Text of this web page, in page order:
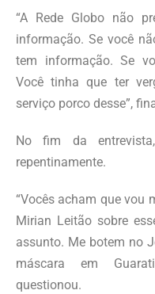
“A Rede Globo não
informação. Se você
tem informação. Se
Você tinha que ter
serviço porco desse”,
No fim da
repentinamente.
“Vocês acham que vou
Mirian Leitão sobre
assunto. Me botem no
máscara em
questionou.